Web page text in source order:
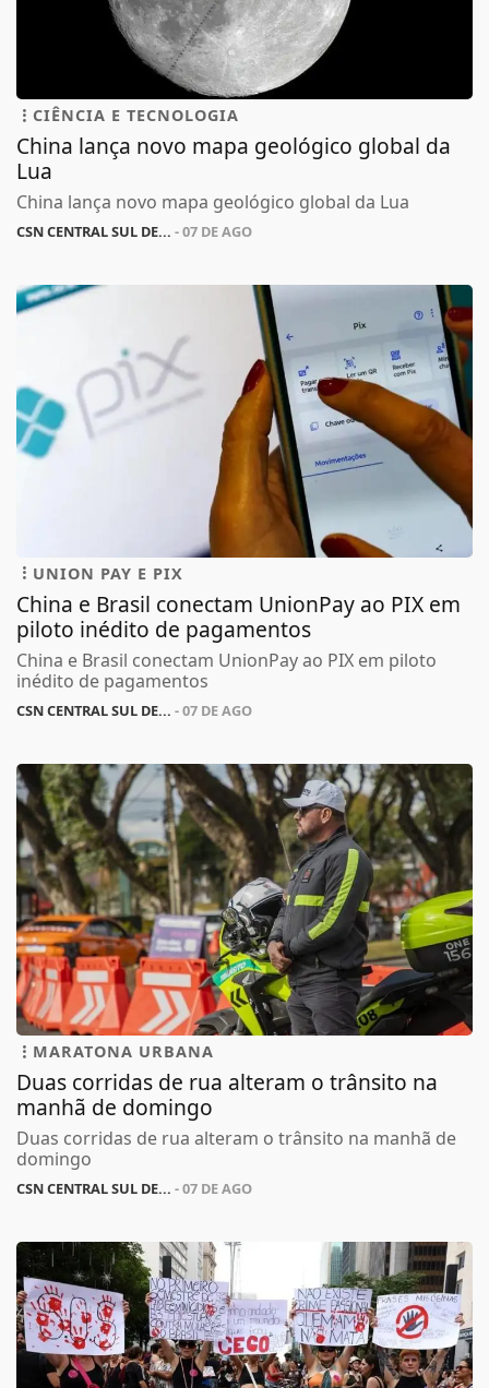
CIÊNCIA E TECNOLOGIA
China lança novo mapa geológico global da
Lua
China lança novo mapa geológico global da Lua
CSN CENTRAL SUL DE... - 07 DE AGO
UNION PAY E PIX
China e Brasil conectam UnionPay ao PIX em
piloto inédito de pagamentos
China e Brasil conectam UnionPay ao PIX em piloto
inédito de pagamentos
CSN CENTRAL SUL DE... - 07 DE AGO
MARATONA URBANA
Duas corridas de rua alteram o trânsito na
manhã de domingo
Duas corridas de rua alteram o trânsito na manhã de
domingo
CSN CENTRAL SUL DE... - 07 DE AGO